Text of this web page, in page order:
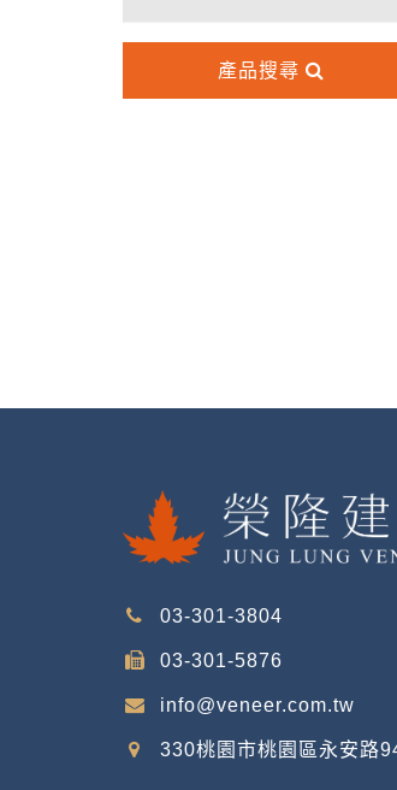
產品搜尋
03-301-3804
03-301-5876
info@veneer.com.tw
330桃園市桃園區永安路